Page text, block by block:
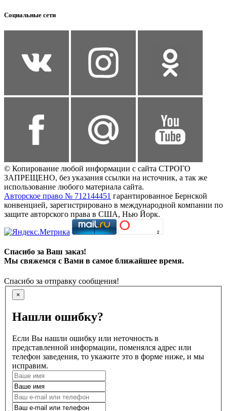
Социальные сети
© Копирование любой информации с сайта СТРОГО
ЗАПРЕЩЕНО, без указания ссылки на источник, а так же
использование любого материала сайта.
Авторское право № 712144451 гарантированное Бернской
конвенцией, зарегистрировано в международной компании по
защите авторского права в США, Нью Йорк.
Спасибо за Ваш заказ!
Мы свяжемся с Вами в самое ближайшее время.
Спасибо за отправку сообщения!
×
Нашли ошибку?
Если Вы нашли ошибку или неточность в
представленной информации, поменялся адрес или
телефон заведения, то укажите это в форме ниже, и мы
исправим.